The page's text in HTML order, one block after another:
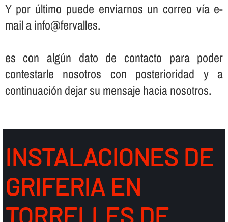
Y por último puede enviarnos un correo ví­a e-
mail a info@fervalles.
es con algún dato de contacto para poder
contestarle nosotros con posterioridad y a
continuación dejar su mensaje hacia nosotros.
INSTALACIONES DE
GRIFERIA EN
TORRELLES DE